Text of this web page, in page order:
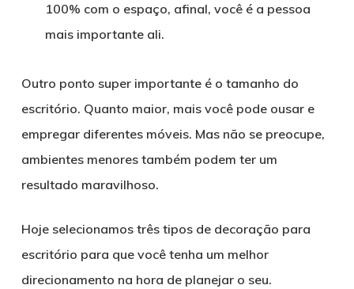
100% com o espaço, afinal, você é a pessoa
mais importante ali.
Outro ponto super importante é o tamanho do
escritório. Quanto maior, mais você pode ousar e
empregar diferentes móveis. Mas não se preocupe,
ambientes menores também podem ter um
resultado maravilhoso.
Hoje selecionamos três tipos de decoração para
escritório para que você tenha um melhor
direcionamento na hora de planejar o seu.